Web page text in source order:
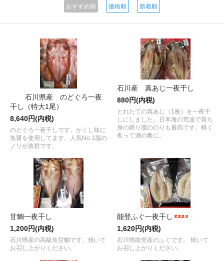
おすすめ順 価格順 新着順
石川県産 のどぐろ一夜
干し（特大1尾）
8,640円(内税)
のどぐろ一夜干しです。かくし味に
魚醤を使用してます。人気No.1脂の
ノリが抜群です。
石川産 真あじ一夜干し
880円(内税)
とれたての真あじ（1枚）を一夜干
しにしました。日本海の荒波で育ち
身の締り脂ののりも最高です。軽く
炙って酒の肴に。
甘鯛一夜干し
1,200円(内税)
石川県産の高級魚甘鯛です。焼いて
お召し上がりください。
能登ふぐ一夜干し
1,620円(内税)
石川県能登産のふぐです。 焼いて
お召し上がりください。